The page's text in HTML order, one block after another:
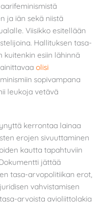
ja iän sekä niistä
Viisikko esitellään
Hallituksen tasa-
kuitenkin esiin lähinnä
olisi
sopivampana
leukoja vetävä
kerrontaa lainaa
erojen sivuuttaminen
kautta tapahtuviin
jättää
tasa-arvopolitiikan erot,
vahvistamisen
arvoista avioliittolakia